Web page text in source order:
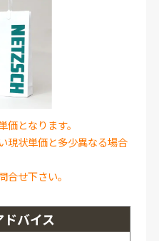
となります。
現状単価と多少異なる場合
せ下さい。
バイス